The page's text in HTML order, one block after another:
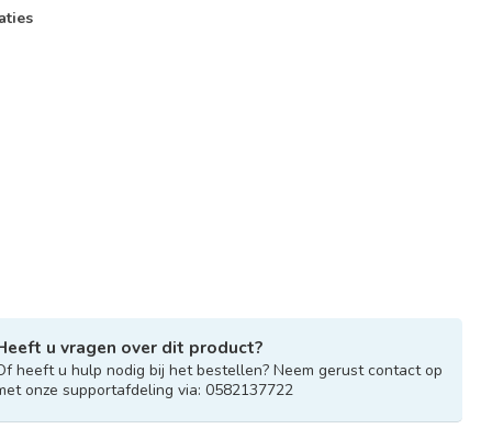
u vragen over dit product?
heeft u hulp nodig bij het bestellen? Neem gerust contact op
onze supportafdeling via: 0582137722